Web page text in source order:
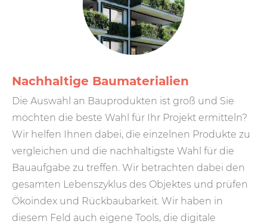
Nachhaltige Bau­materialien
Die Auswahl an Bauprodukten ist groß und Sie
möchten die beste Wahl für Ihr Projekt ermitteln?
Wir helfen Ihnen dabei, die einzelnen Produkte zu
ver­gleichen und die nach­haltigste Wahl für die
Bau­auf­gabe zu treffen. Wir betrachten dabei den
gesamten Lebens­zyklus des Objektes und prüfen
Öko­index und Rück­bau­bar­keit. Wir haben in
diesem Feld auch eigene Tools, die digitale